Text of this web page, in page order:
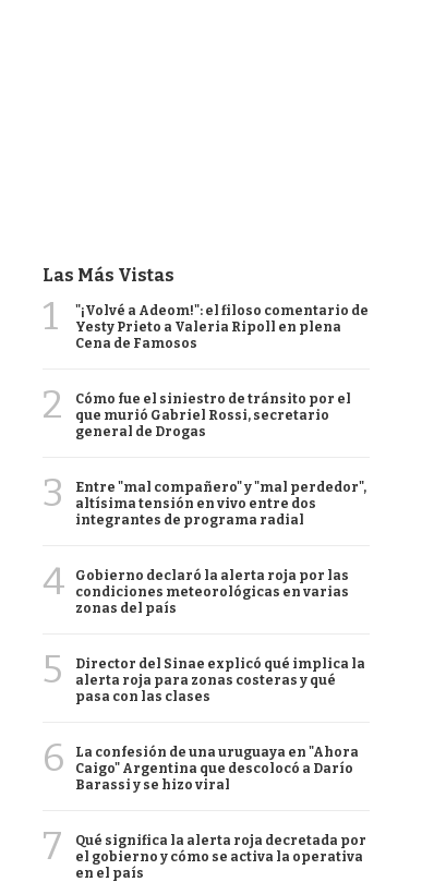
Las Más Vistas
1
"¡Volvé a Adeom!": el filoso comentario de
Yesty Prieto a Valeria Ripoll en plena
Cena de Famosos
2
Cómo fue el siniestro de tránsito por el
que murió Gabriel Rossi, secretario
general de Drogas
3
Entre "mal compañero" y "mal perdedor",
altísima tensión en vivo entre dos
integrantes de programa radial
4
Gobierno declaró la alerta roja por las
condiciones meteorológicas en varias
zonas del país
5
Director del Sinae explicó qué implica la
alerta roja para zonas costeras y qué
pasa con las clases
6
La confesión de una uruguaya en "Ahora
Caigo" Argentina que descolocó a Darío
Barassi y se hizo viral
7
Qué significa la alerta roja decretada por
el gobierno y cómo se activa la operativa
en el país